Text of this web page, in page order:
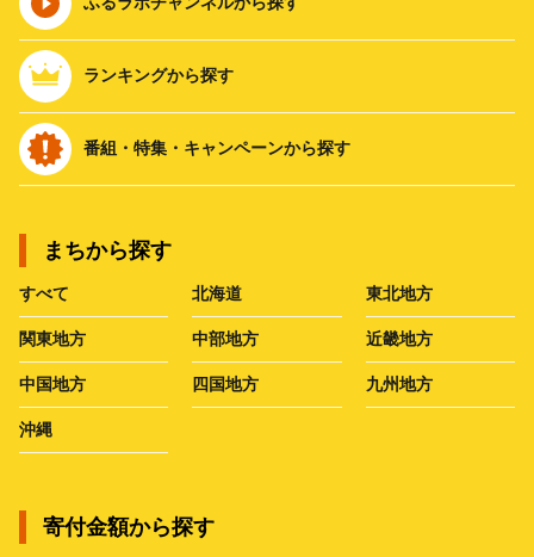
ランキングから探す
番組・特集・キャンペーンから探す
まちから探す
すべて 北海道 東北地方
関東地方 中部地方 近畿地方
中国地方 四国地方 九州地方
沖縄
寄付金額から探す